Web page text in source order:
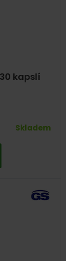
kapslí
Skladem